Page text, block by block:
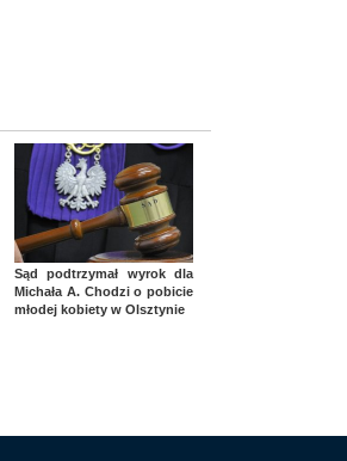
Sąd podtrzymał wyrok dla
Michała A. Chodzi o pobicie
młodej kobiety w Olsztynie